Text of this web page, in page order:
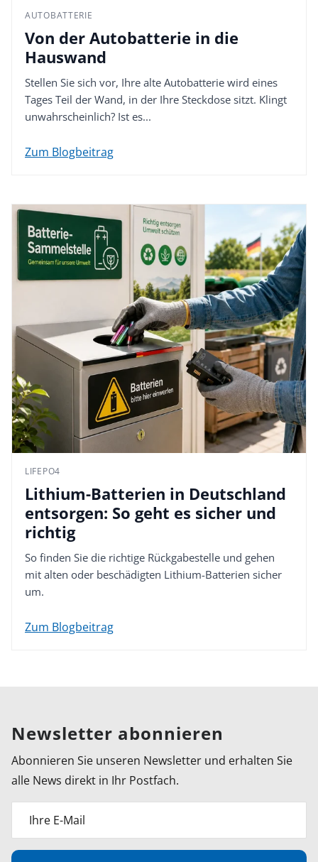
AUTOBATTERIE
Von der Autobatterie in die
Hauswand
Stellen Sie sich vor, Ihre alte Autobatterie wird eines
Tages Teil der Wand, in der Ihre Steckdose sitzt. Klingt
unwahrscheinlich? Ist es...
Zum Blogbeitrag
LIFEPO4
Lithium-Batterien in Deutschland
entsorgen: So geht es sicher und
richtig
So finden Sie die richtige Rückgabestelle und gehen
mit alten oder beschädigten Lithium-Batterien sicher
um.
Zum Blogbeitrag
Newsletter abonnieren
Abonnieren Sie unseren Newsletter und erhalten Sie
alle News direkt in Ihr Postfach.
Ihre E-Mail